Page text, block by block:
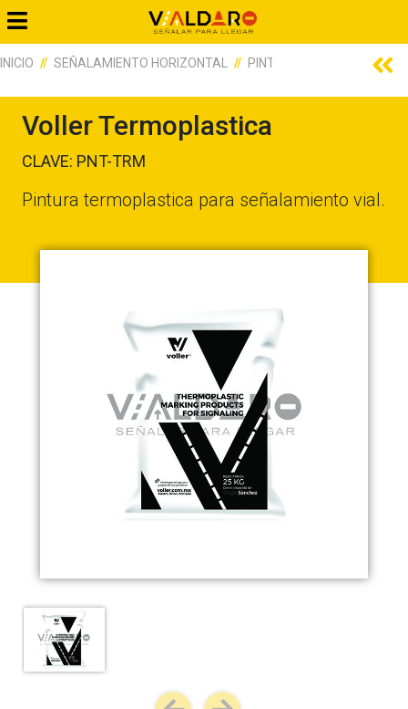
INICIO SEÑALAMIENTO HORIZONTAL PINTURA DE TRAFICO
Voller Termoplastica
CLAVE: PNT-TRM
Pintura termoplastica para señalamiento vial.